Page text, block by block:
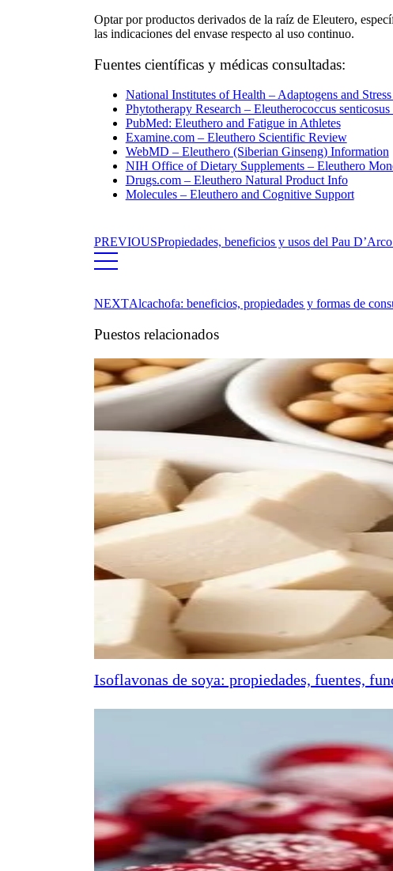
Optar por productos derivados de la raíz de Eleutero,
las indicaciones del envase respecto al uso continuo.
Fuentes científicas y médicas consultadas:
National Institutes of Health – Adaptogens and Stress
Phytotherapy Research – Eleutherococcus
PubMed: Eleuthero and Fatigue in Athletes
Examine.com – Eleuthero Scientific Review
WebMD – Eleuthero (Siberian Ginseng) Information
NIH Office of Dietary Supplements – Eleuthero
Drugs.com – Eleuthero Natural Product Info
Molecules – Eleuthero and Cognitive Support
PREVIOUSPropiedades, beneficios y usos del Pau
NEXTAlcachofa: beneficios, propiedades y formas de
Puestos relacionados
Isoflavonas de soya: propiedades, fuentes,